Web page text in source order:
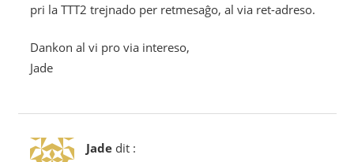
pri la TTT2 trejnado per retmesaĝo, al via ret-adreso.
Dankon al vi pro via intereso,
Jade
Jade dit :